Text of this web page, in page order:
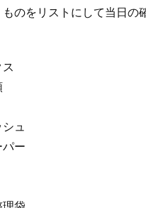
のをリストにして当日の
ュ
パー